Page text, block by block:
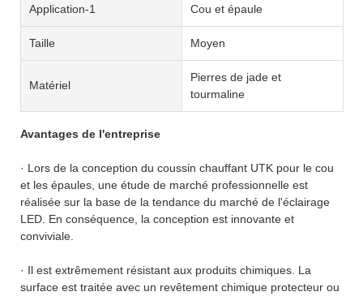
Application-1 Cou et épaule
Taille Moyen
Matériel
Pierres de jade et
tourmaline
Avantages de l'entreprise
· Lors de la conception du coussin chauffant UTK pour le cou
et les épaules, une étude de marché professionnelle est
réalisée sur la base de la tendance du marché de l'éclairage
LED. En conséquence, la conception est innovante et
conviviale.
· Il est extrêmement résistant aux produits chimiques. La
surface est traitée avec un revêtement chimique protecteur ou